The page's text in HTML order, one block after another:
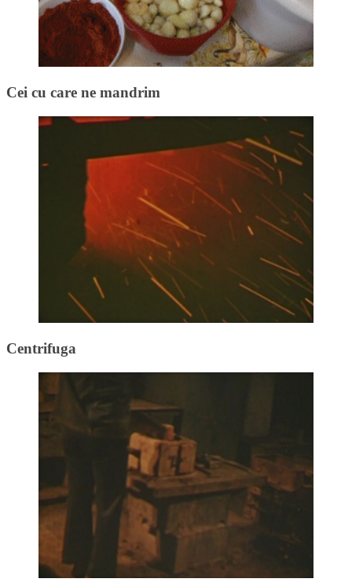
Cei cu care ne mandrim
Centrifuga